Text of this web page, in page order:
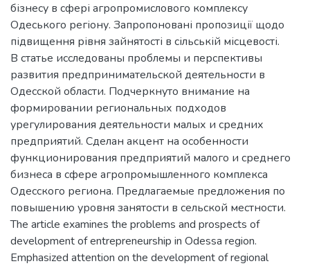
бізнесу в сфері агропромислового комплексу
Одеського регіону. Запропоновані пропозиції щодо
підвищення рівня зайнятості в сільській місцевості.
В статье исследованы проблемы и перспективы
развития предпринимательской деятельности в
Одесской области. Подчеркнуто внимание на
формировании региональных подходов
урегулирования деятельности малых и средних
предприятий. Сделан акцент на особенности
функционирования предприятий малого и среднего
бизнеса в сфере агропромышленного комплекса
Одесского региона. Предлагаемые предложения по
повышению уровня занятости в сельской местности.
The article examines the problems and prospects of
development of entrepreneurship in Odessa region.
Emphasized attention on the development of regional